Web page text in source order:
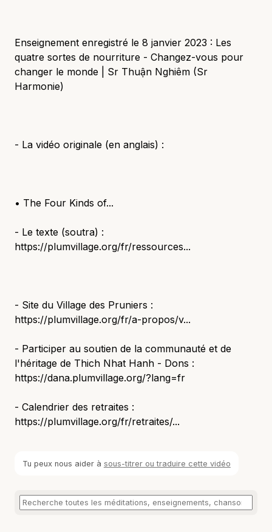
Enseignement enregistré le 8 janvier 2023 : Les
quatre sortes de nourriture - Changez-vous pour
changer le monde | Sr Thuận Nghiêm (Sr
Harmonie)
- La vidéo originale (en anglais) :
• The Four Kinds of...
- Le texte (soutra) :
https://plumvillage.org/fr/ressources...
- Site du Village des Pruniers :
https://plumvillage.org/fr/a-propos/v...
- Participer au soutien de la communauté et de
l'héritage de Thich Nhat Hanh - Dons :
https://dana.plumvillage.org/?lang=fr
- Calendrier des retraites :
https://plumvillage.org/fr/retraites/...
Tu peux nous aider à sous-titrer ou traduire cette vidéo